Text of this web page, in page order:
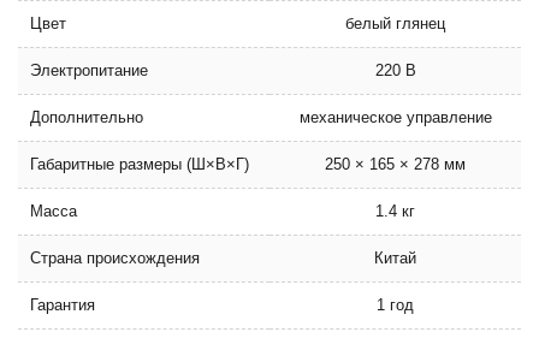
Цвет белый глянец
Электропитание 220 В
Дополнительно механическое управление
Габаритные размеры (Ш×В×Г) 250 × 165 × 278 мм
Масса 1.4 кг
Страна происхождения Китай
Гарантия 1 год